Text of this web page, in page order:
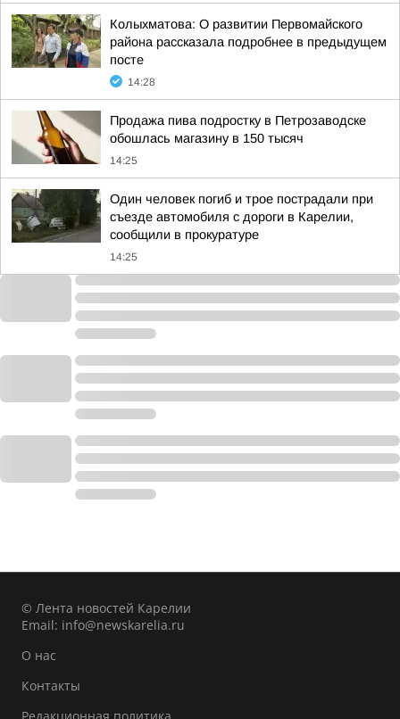
Колыхматова: О развитии Первомайского
района рассказала подробнее в предыдущем
посте
14:28
Продажа пива подростку в Петрозаводске
обошлась магазину в 150 тысяч
14:25
Один человек погиб и трое пострадали при
съезде автомобиля с дороги в Карелии,
сообщили в прокуратуре
14:25
© Лента новостей Карелии
Email: info@newskarelia.ru
О нас
Контакты